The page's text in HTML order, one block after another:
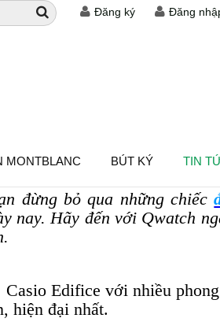
Đăng ký Đăng
MONTBLANC BÚT KÝ TIN
ƯA CHUỘNG
đừng bỏ qua những chiếc
nay. Hãy đến với Qwatch
Edifice với nhiều
hiện đại nhất.